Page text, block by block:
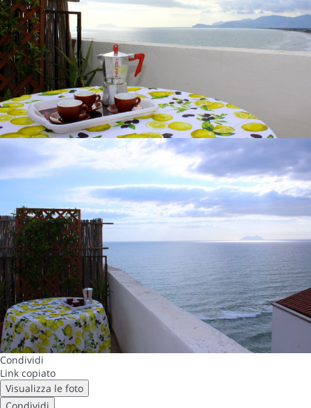
Condividi
Link copiato
Visualizza le foto